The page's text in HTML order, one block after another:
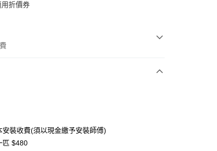
折價券
安裝收費(須以現金繳予安裝師傅)
匹 $480